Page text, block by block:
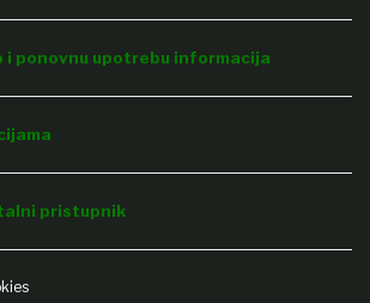
i ponovnu upotrebu informacija
pristupnik